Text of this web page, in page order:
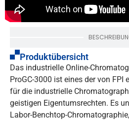
Produktübersicht
Das industrielle Online-
ProGC-3000 ist eines der von FPI
für die industrielle
geistigen Eigentumsrechten. Es
Labor-Benchtop-